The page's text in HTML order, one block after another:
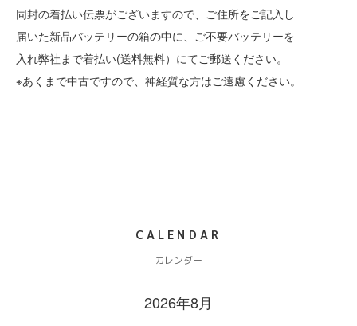
同封の着払い伝票がございますので、ご住所をご記入し
届いた新品バッテリーの箱の中に、ご不要バッテリーを
入れ弊社まで着払い(送料無料）にてご郵送ください。
※あくまで中古ですので、神経質な方はご遠慮ください。
CALENDAR
カレンダー
2026年8月